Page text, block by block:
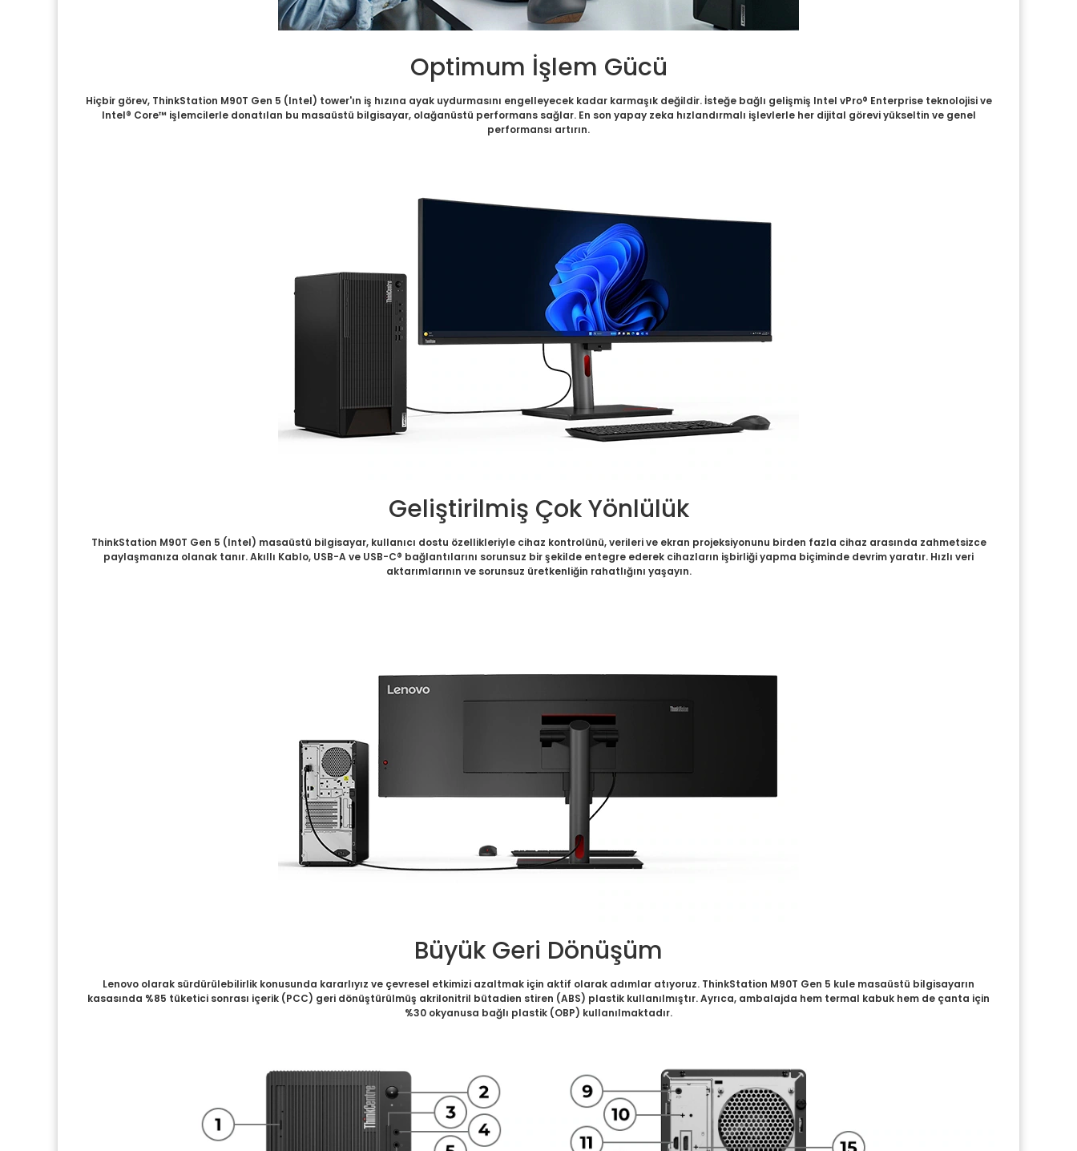
Optimum İşlem Gücü
Hiçbir görev, ThinkStation M90T Gen 5 (Intel) tower'ın iş hızına ayak uydurmasını engelleyecek kadar karmaşık değildir. İsteğe bağlı gelişmiş Intel vPro® Enterprise teknolojisi ve
Intel® Core™ işlemcilerle donatılan bu masaüstü bilgisayar, olağanüstü performans sağlar. En son yapay zeka hızlandırmalı işlevlerle her dijital görevi yükseltin ve genel
performansı artırın.
Geliştirilmiş Çok Yönlülük
ThinkStation M90T Gen 5 (Intel) masaüstü bilgisayar, kullanıcı dostu özellikleriyle cihaz kontrolünü, verileri ve ekran projeksiyonunu birden fazla cihaz arasında zahmetsizce
paylaşmanıza olanak tanır. Akıllı Kablo, USB-A ve USB-C® bağlantılarını sorunsuz bir şekilde entegre ederek cihazların işbirliği yapma biçiminde devrim yaratır. Hızlı veri
aktarımlarının ve sorunsuz üretkenliğin rahatlığını yaşayın.
Büyük Geri Dönüşüm
Lenovo olarak sürdürülebilirlik konusunda kararlıyız ve çevresel etkimizi azaltmak için aktif olarak adımlar atıyoruz. ThinkStation M90T Gen 5 kule masaüstü bilgisayarın
kasasında %85 tüketici sonrası içerik (PCC) geri dönüştürülmüş akrilonitril bütadien stiren (ABS) plastik kullanılmıştır. Ayrıca, ambalajda hem termal kabuk hem de çanta için
%30 okyanusa bağlı plastik (OBP) kullanılmaktadır.